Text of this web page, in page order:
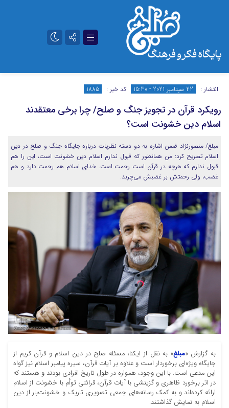
تلگرام آپارات
انتشار : 22 سپتامبر 2021 - 15:30 کد خبر : 1885
رویکرد قرآن در تجویز جنگ و صلح/ چرا برخی معتقدند
اسلام دین خشونت است؟
مبلغ/ منصورنژاد ضمن اشاره به دو دسته نظریات درباره جایگاه جنگ و صلح در دین
اسلام تصریح کرد: من همانطور که قبول ندارم اسلام دین خشونت است، این را هم
قبول ندارم که هرچه در قرآن است رحمت است. خدای اسلام هم رحمت دارد و هم
غضب، ولی رحمتش بر غضبش می‌چربد.
به گزارش «مبلغ» به نقل از ایکنا، مسئله صلح در دین اسلام و قرآن کریم از
جایگاه ویژه‌ای برخوردار است و علاوه بر آیات قرآن، سیره پیامبر اسلام نیز گواه
این مدعی است. با این وجود، همواره در طول تاریخ افرادی بودند و هستند که
در اثر برخورد ظاهری و گزینشی با آیات قرآن، قرائتی توأم با خشونت از اسلام
ارائه کرده‌اند و به کمک رسانه‌‌های جمعی تصویری تاریک و خشونت‌بار از دین
اسلام به نمایش گذاشتند.